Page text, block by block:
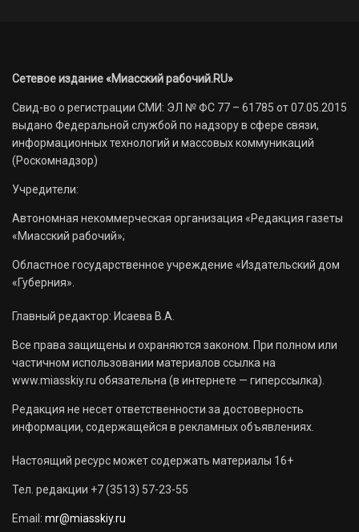
Сетевое издание «Миасский рабочий.RU»
Свид-во о регистрации СМИ: ЭЛ № ФС 77 – 61785 от 07.05.2015
выдано Федеральной службой по надзору в сфере связи,
информационных технологий и массовых коммуникаций
(Роскомнадзор)
Учредители:
Автономная некоммерческая организация «Редакция газеты
«Миасский рабочий»;
Областное государственное учреждение «Издательский дом
«Губерния».
Главный редактор: Исаева В.А.
Все права защищены и охраняются законом. При полном или
частичном использовании материалов ссылка на
www.miasskiy.ru обязательна (в интернете — гиперссылка).
Редакция не несет ответственности за достоверность
информации, содержащейся в рекламных объявлениях.
Настоящий ресурс может содержать материалы 16+
Тел. редакции +7 (3513) 57-23-55
Email: mr@miasskiy.ru